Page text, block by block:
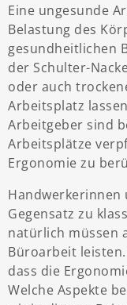
Eine ungesunde
Belastung des
gesundheitlichen
der Schulter-
oder auch
Arbeitsplatz
Arbeitgeber sind
Arbeitsplätze
Ergonomie zu
Handwerkerinnen
Gegensatz zu
natürlich müssen
Büroarbeit
dass die
Welche Aspekte